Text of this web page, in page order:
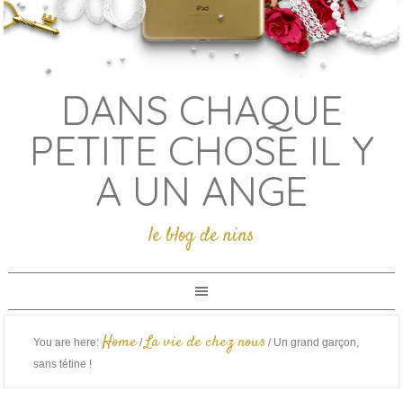
DANS CHAQUE
PETITE CHOSE IL Y
A UN ANGE
le blog de nins
You are here: Home / La vie de chez nous /Un grand garçon,
sans tétine !